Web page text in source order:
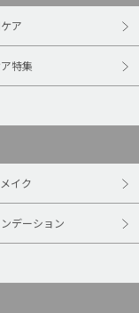
ア
特集
イク
デーション